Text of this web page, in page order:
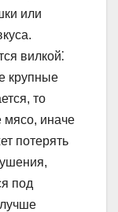
или
вилкой⁚
крупные
то
мясо, иначе
потерять
под